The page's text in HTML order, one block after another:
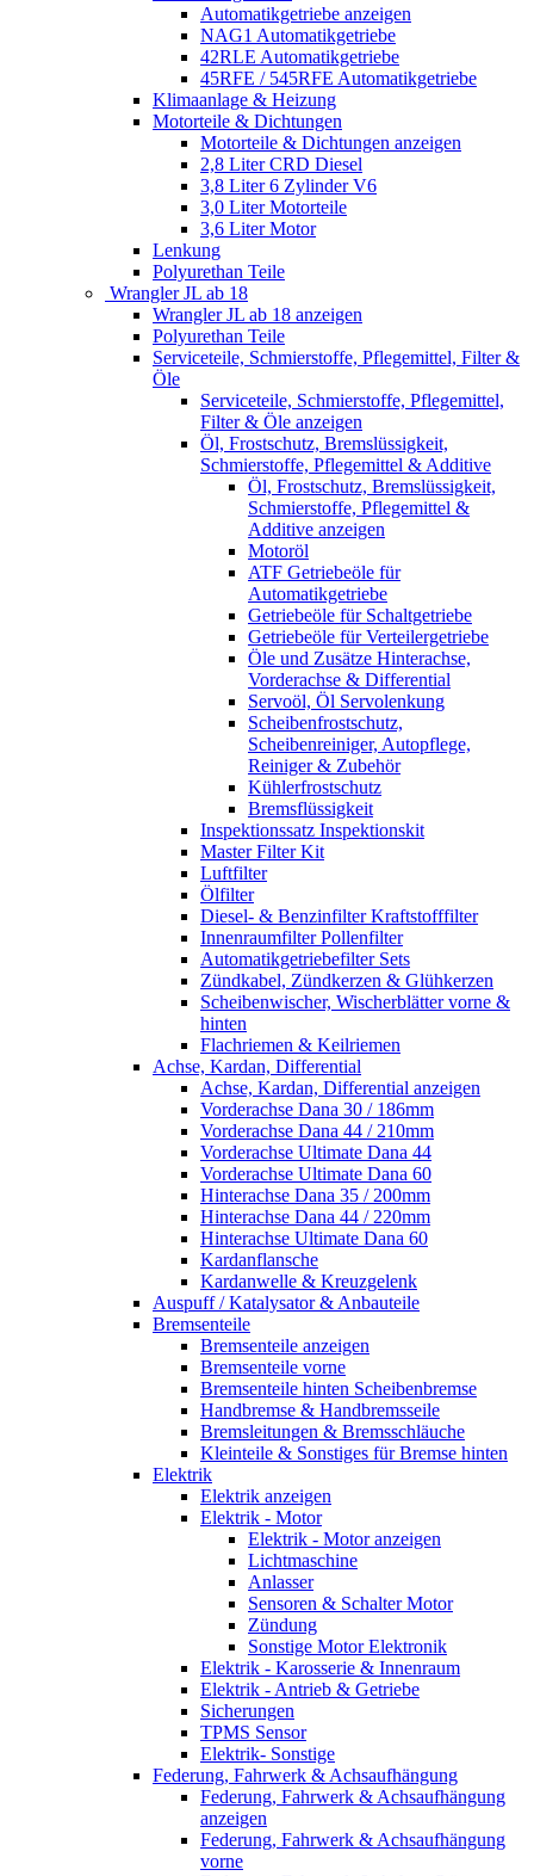
Automatikgetriebe anzeigen
NAG1 Automatikgetriebe
42RLE Automatikgetriebe
45RFE / 545RFE Automatikgetriebe
Klimaanlage & Heizung
Motorteile & Dichtungen
Motorteile & Dichtungen anzeigen
2,8 Liter CRD Diesel
3,8 Liter 6 Zylinder V6
3,0 Liter Motorteile
3,6 Liter Motor
Lenkung
Polyurethan Teile
Wrangler JL ab 18
Wrangler JL ab 18 anzeigen
Polyurethan Teile
Serviceteile, Schmierstoffe, Pflegemittel, Filter &
Öle
Serviceteile, Schmierstoffe, Pflegemittel,
Filter & Öle anzeigen
Öl, Frostschutz, Bremslüssigkeit,
Schmierstoffe, Pflegemittel & Additive
Öl, Frostschutz, Bremslüssigkeit,
Schmierstoffe, Pflegemittel &
Additive anzeigen
Motoröl
ATF Getriebeöle für
Automatikgetriebe
Getriebeöle für Schaltgetriebe
Getriebeöle für Verteilergetriebe
Öle und Zusätze Hinterachse,
Vorderachse & Differential
Servoöl, Öl Servolenkung
Scheibenfrostschutz,
Scheibenreiniger, Autopflege,
Reiniger & Zubehör
Kühlerfrostschutz
Bremsflüssigkeit
Inspektionssatz Inspektionskit
Master Filter Kit
Luftfilter
Ölfilter
Diesel- & Benzinfilter Kraftstofffilter
Innenraumfilter Pollenfilter
Automatikgetriebefilter Sets
Zündkabel, Zündkerzen & Glühkerzen
Scheibenwischer, Wischerblätter vorne &
hinten
Flachriemen & Keilriemen
Achse, Kardan, Differential
Achse, Kardan, Differential anzeigen
Vorderachse Dana 30 / 186mm
Vorderachse Dana 44 / 210mm
Vorderachse Ultimate Dana 44
Vorderachse Ultimate Dana 60
Hinterachse Dana 35 / 200mm
Hinterachse Dana 44 / 220mm
Hinterachse Ultimate Dana 60
Kardanflansche
Kardanwelle & Kreuzgelenk
Auspuff / Katalysator & Anbauteile
Bremsenteile
Bremsenteile anzeigen
Bremsenteile vorne
Bremsenteile hinten Scheibenbremse
Handbremse & Handbremsseile
Bremsleitungen & Bremsschläuche
Kleinteile & Sonstiges für Bremse hinten
Elektrik
Elektrik anzeigen
Elektrik - Motor
Elektrik - Motor anzeigen
Lichtmaschine
Anlasser
Sensoren & Schalter Motor
Zündung
Sonstige Motor Elektronik
Elektrik - Karosserie & Innenraum
Elektrik - Antrieb & Getriebe
Sicherungen
TPMS Sensor
Elektrik- Sonstige
Federung, Fahrwerk & Achsaufhängung
Federung, Fahrwerk & Achsaufhängung
anzeigen
Federung, Fahrwerk & Achsaufhängung
vorne